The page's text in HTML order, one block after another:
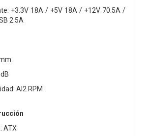
+3.3V 18A / +5V 18A / +12V 70.5A /
2.5A
AI2 RPM
ATX